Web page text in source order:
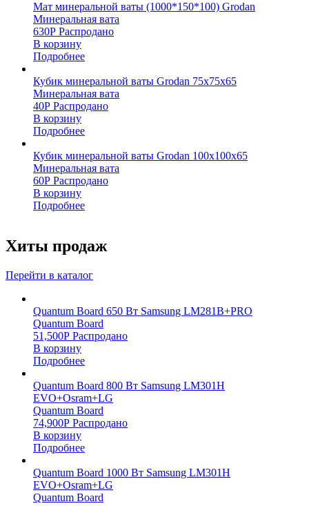
Мат минеральной ваты (1000*150*100) Grodan
Минеральная вата
630Р Распродано
В корзину
Подробнее
Кубик минеральной ваты Grodan 75x75x65
Минеральная вата
40Р Распродано
В корзину
Подробнее
Кубик минеральной ваты Grodan 100х100х65
Минеральная вата
60Р Распродано
В корзину
Подробнее
Хиты продаж
Перейти в каталог
Quantum Board 650 Вт Samsung LM281B+PRO
Quantum Board
51,500Р Распродано
В корзину
Подробнее
Quantum Board 800 Вт Samsung LM301H
EVO+Osram+LG
Quantum Board
74,900Р Распродано
В корзину
Подробнее
Quantum Board 1000 Вт Samsung LM301H
EVO+Osram+LG
Quantum Board